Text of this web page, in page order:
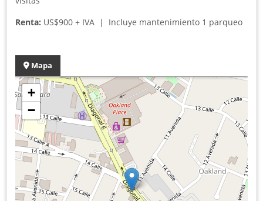
Renta: US$900 + IVA | Incluye mantenimiento 1 parqueo
Mapa
+
−